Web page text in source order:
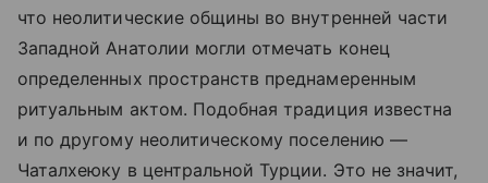
что неолитические общины во внутренней части
Западной Анатолии могли отмечать конец
определенных пространств преднамеренным
ритуальным актом. Подобная традиция известна
и по другому неолитическому поселению —
Чаталхеюку в центральной Турции. Это не значит,